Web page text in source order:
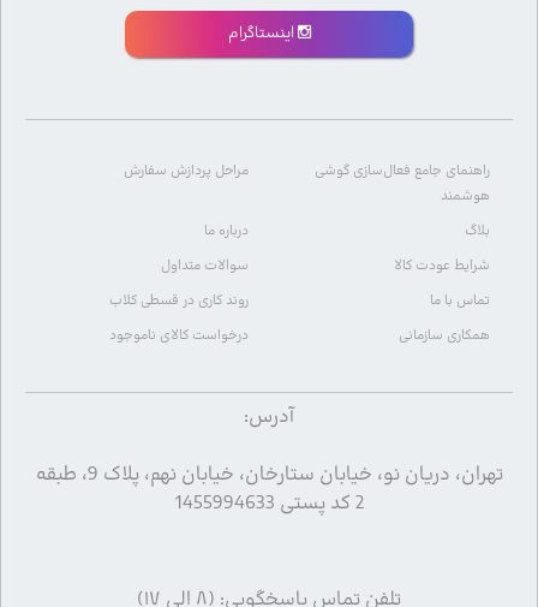
اینستاگرام
راهنمای جامع فعال‌سازی گوشی
هوشمند
مراحل پردازش سفارش
بلاگ
درباره ما
شرایط عودت کالا
سوالات متداول
تماس با ما
روند کاری در قسطی کلاب
همکاری سازمانی
درخواست کالای ناموجود
آدرس:
تهران، دریان نو، خیابان ستارخان، خیابان نهم، پلاک 9، طبقه
2 کد پستی 1455994633
تلفن تماس پاسخگویی: (۸ الی ۱۷)